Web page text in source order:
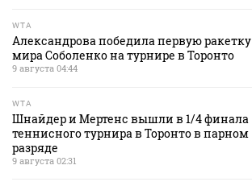
WTA
Александрова победила первую ракетку
мира Соболенко на турнире в Торонто
9 августа 04:44
WTA
Шнайдер и Мертенс вышли в 1/4 финала
теннисного турнира в Торонто в парном
разряде
9 августа 02:31